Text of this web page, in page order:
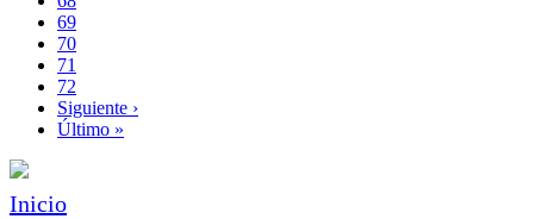
actual
Page
69
Page
70
Page
71
Page
72
Siguiente
página
Siguiente ›
Última
Último »
Inicio